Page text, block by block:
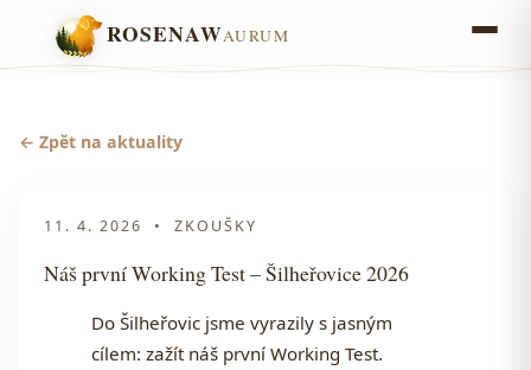
ROSENAWAURUM
← Zpět na aktuality
11. 4. 2026 • ZKOUŠKY
Náš první Working Test – Šilheřovice 2026
Do Šilheřovic jsme vyrazily s jasným
cílem: zažít náš první Working Test.